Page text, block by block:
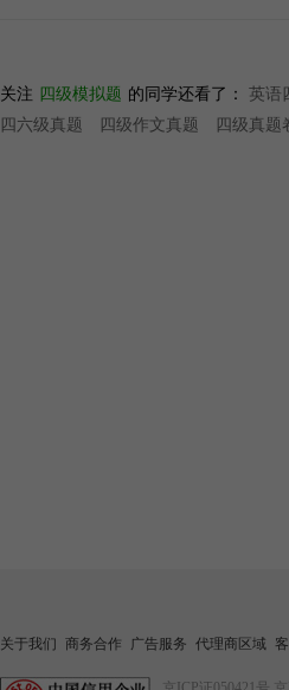
关注 四级模拟题 的同学还看了： 英语
四六级真题
四级作文真题 四级真题
关于我们 商务合作 广告服务 代理商区域